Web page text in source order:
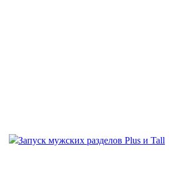
Запуск мужских разделов Plus и Tall